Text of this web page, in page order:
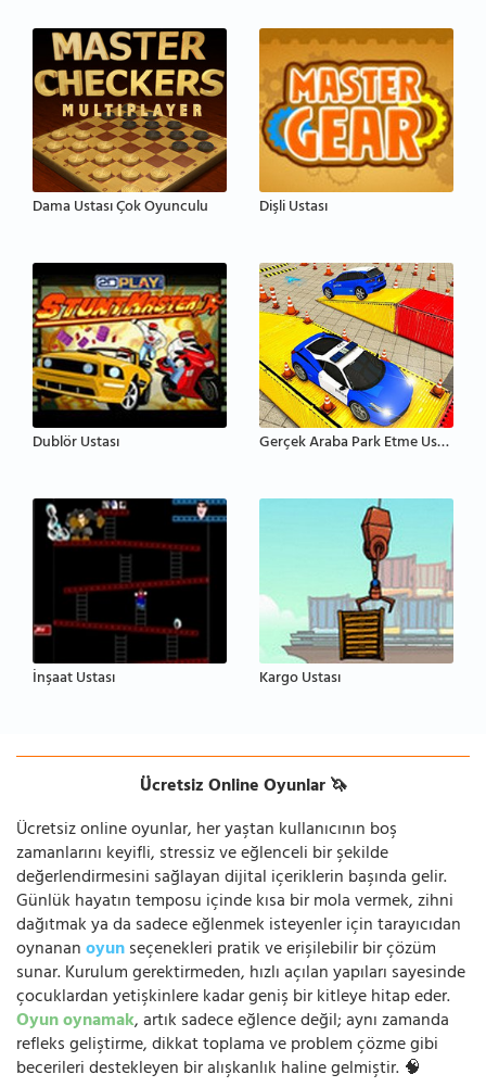
Dama Ustası Çok Oyunculu Dişli Ustası
Dublör Ustası Gerçek Araba Park Etme Ustası
İnşaat Ustası Kargo Ustası
Ücretsiz Online Oyunlar 🦄
Ücretsiz online oyunlar, her yaştan kullanıcının boş
zamanlarını keyifli, stressiz ve eğlenceli bir şekilde
değerlendirmesini sağlayan dijital içeriklerin başında gelir.
Günlük hayatın temposu içinde kısa bir mola vermek, zihni
dağıtmak ya da sadece eğlenmek isteyenler için tarayıcıdan
oynananoyunseçenekleri pratik ve erişilebilir bir çözüm
sunar. Kurulum gerektirmeden, hızlı açılan yapıları sayesinde
çocuklardan yetişkinlere kadar geniş bir kitleye hitap eder.
Oyun oynamak, artık sadece eğlence değil; aynı zamanda
refleks geliştirme, dikkat toplama ve problem çözme gibi
becerileri destekleyen bir alışkanlık haline gelmiştir. 🧠